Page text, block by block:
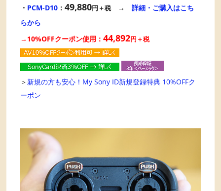
・ PCM-D10 ：49,880円＋税→詳細・ご購入はこち
らから
→10%OFFクーポン使用：44,892円＋税
＞ 新規の方も安心！My Sony ID新規登録特典 10%OFFク
ーポン